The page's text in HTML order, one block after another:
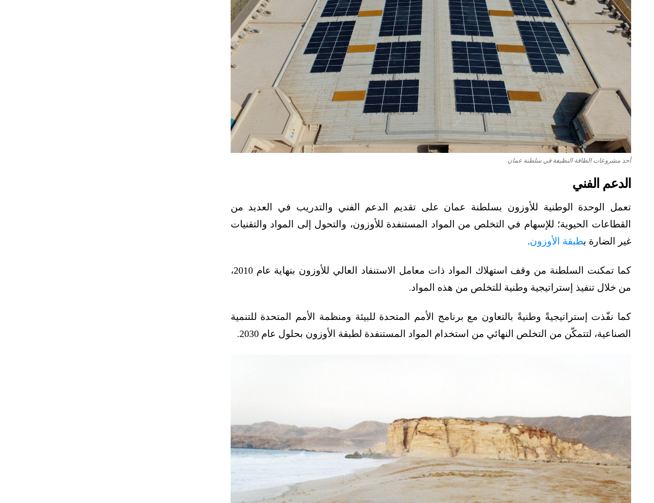
أحد مشروعات الطاقة النظيفة في سلطنة عمان
الدعم الفني
تعمل الوحدة الوطنية للأوزون بسلطنة عمان على تقديم الدعم الفني والتدريب في العديد من
القطاعات الحيوية؛ للإسهام في التخلص من المواد المستنفدة للأوزون، والتحول إلى المواد والتقنيات
غير الضارة بطبقة الأوزون.
كما تمكنت السلطنة من وقف استهلاك المواد ذات معامل الاستنفاد العالي للأوزون بنهاية عام 2010،
من خلال تنفيذ إستراتيجية وطنية للتخلص من هذه المواد.
كما نفّذت إستراتيجيةً وطنيةً بالتعاون مع برنامج الأمم المتحدة للبيئة ومنظمة الأمم المتحدة للتنمية
الصناعية، لتتمكّن من التخلص النهائي من استخدام المواد المستنفدة لطبقة الأوزون بحلول عام 2030.